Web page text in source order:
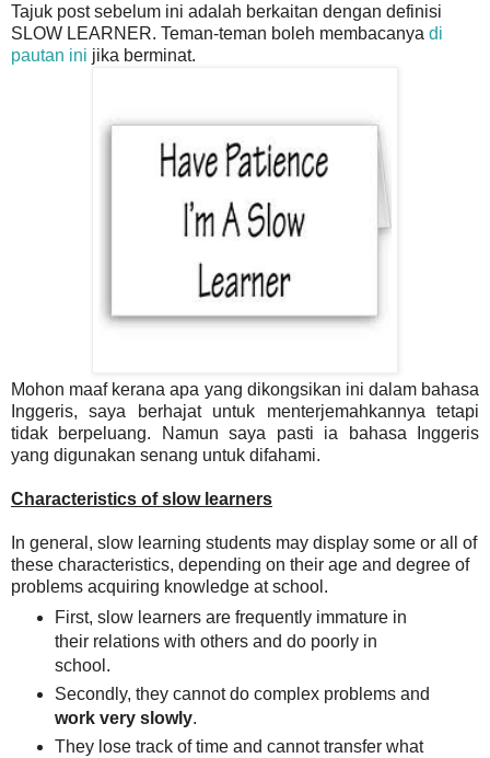
Tajuk post sebelum ini adalah berkaitan dengan definisi
SLOW LEARNER. Teman-teman boleh membacanya di
pautan ini jika berminat.
Mohon maaf kerana apa yang dikongsikan ini dalam bahasa
Inggeris, saya berhajat untuk menterjemahkannya tetapi
tidak berpeluang. Namun saya pasti ia bahasa Inggeris
yang digunakan senang untuk difahami.
Characteristics of slow learners
In general, slow learning students may display some or all of
these characteristics, depending on their age and degree of
problems acquiring knowledge at school.
First, slow learners are frequently immature in
their relations with others and dopoorly in
school.
Secondly, theycannot do complex problems and
work very slowly.
They lose track of time and cannot transfer what